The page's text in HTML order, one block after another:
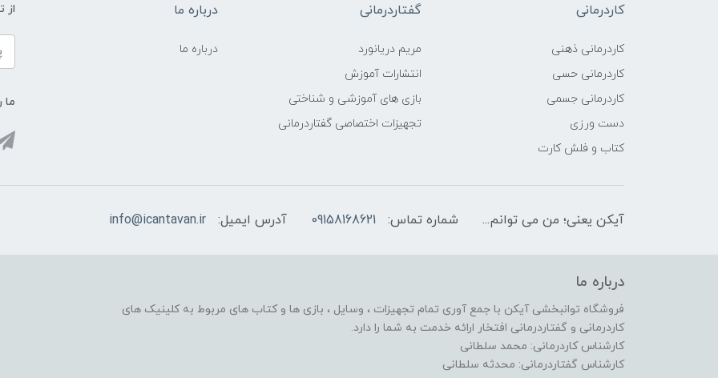
کاردرمانی
کاردرمانی ذهنی
کاردرمانی حسی
کاردرمانی جسمی
دست ورزی
کتاب و فلش کارت
گفتاردرمانی
مریم دریانورد
انتشارات آموزش
بازی های آموزشی و شناختی
تجهیزات اختصاصی گفتاردرمانی
درباره ما
درباره ما
از
ما
آیکن یعنی؛ من می توانم... شماره تماس: 09158168621 آدرس ایمیل: info@icantavan.ir
درباره ما
فروشگاه توانبخشی آیکن با جمع آوری تمام تجهیزات ، وسایل ، بازی ها و کتاب های مربوط به کلینیک های
کاردرمانی و گفتاردرمانی افتخار ارائه خدمت به شما را دارد.
کارشناس کاردرمانی: محمد سلطانی
کارشناس گفتاردرمانی: محدثه سلطانی